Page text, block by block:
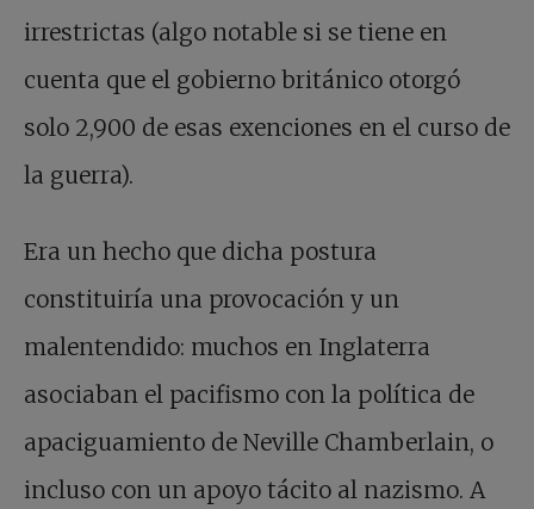
irrestrictas (algo notable si se tiene en
cuenta que el gobierno británico otorgó
solo 2,900 de esas exenciones en el curso de
la guerra).
Era un hecho que dicha postura
constituiría una provocación y un
malentendido: muchos en Inglaterra
asociaban el pacifismo con la política de
apaciguamiento de Neville Chamberlain, o
incluso con un apoyo tácito al nazismo. A